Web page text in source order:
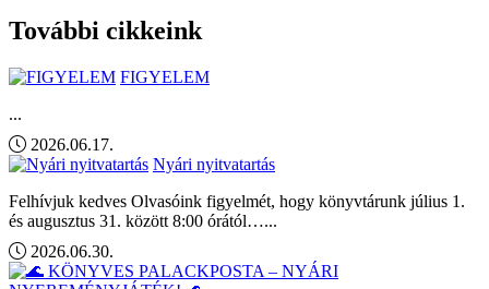
További cikkeink
FIGYELEM
...
2026.06.17.
Nyári nyitvatartás
Felhívjuk kedves Olvasóink figyelmét, hogy könyvtárunk július 1.
és augusztus 31. között 8:00 órától…...
2026.06.30.